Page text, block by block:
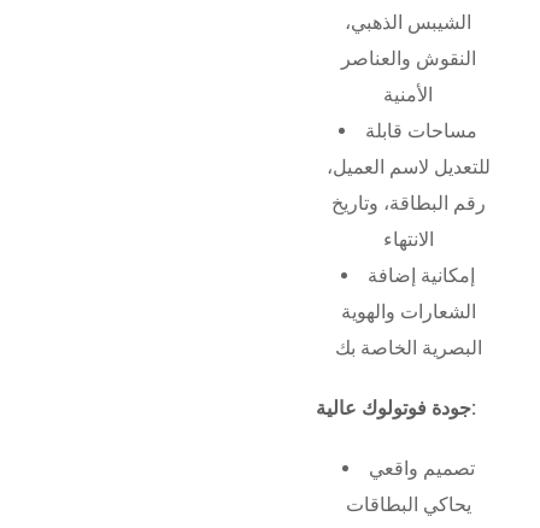
الشيبس الذهبي،
النقوش والعناصر
الأمنية
مساحات قابلة
للتعديل لاسم العميل،
رقم البطاقة، وتاريخ
الانتهاء
إمكانية إضافة
الشعارات والهوية
البصرية الخاصة بك
جودة فوتولوك عالية:
تصميم واقعي
يحاكي البطاقات